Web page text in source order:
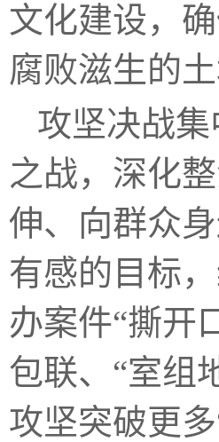
文化建设，
腐败滋生的土
攻坚决战
之战，深化
伸、向群众
有感的目标
办案件“撕开
包联、“室组
攻坚突破更